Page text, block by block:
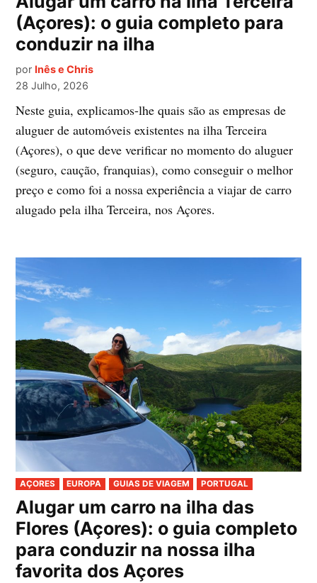
(Açores): o guia completo para
conduzir na ilha
por Inês e Chris
28 Julho, 2026
Neste guia, explicamos-lhe quais são as empresas de
aluguer de automóveis existentes na ilha Terceira
(Açores), o que deve verificar no momento do aluguer
(seguro, caução, franquias), como conseguir o melhor
preço e como foi a nossa experiência a viajar de carro
alugado pela ilha Terceira, nos Açores.
PUBLICADO
EM
AÇORES EUROPA GUIAS DE VIAGEM PORTUGAL
Alugar um carro na ilha das
Flores (Açores): o guia completo
para conduzir na nossa ilha
favorita dos Açores